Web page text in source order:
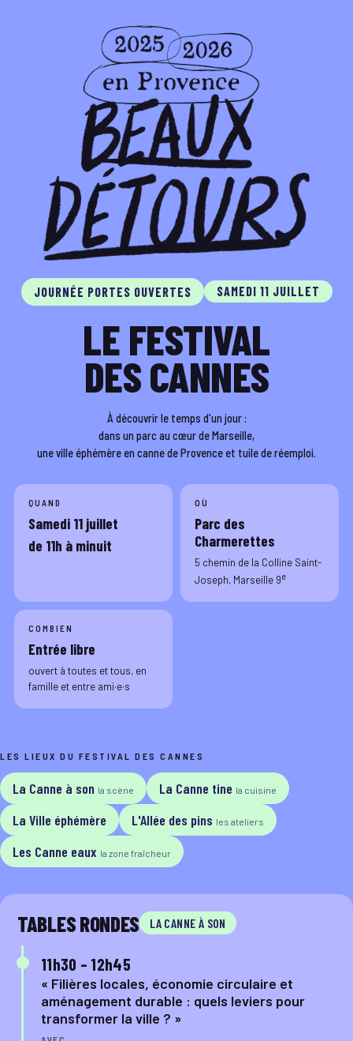
JOURNÉE PORTES OUVERTES SAMEDI 11 JUILLET
LE FESTIVAL
DES CANNES
À découvrir le temps d'un jour :
dans un parc au cœur de Marseille,
une ville éphémère en canne de Provence et tuile de réemploi.
QUAND
Samedi 11 juillet
de 11h à minuit
OÙ
Parc des
Charmerettes
5 chemin de la Colline Saint-
Joseph, Marseille 9e
COMBIEN
Entrée libre
ouvert à toutes et tous, en
famille et entre ami·e·s
LES LIEUX DU FESTIVAL DES CANNES
La Canne à son la scène La Canne tine la cuisine
La Ville éphémère L'Allée des pins les ateliers
Les Canne eaux la zone fraîcheur
TABLES RONDES LA CANNE À SON
11h30 – 12h45
« Filières locales, économie circulaire et
aménagement durable : quels leviers pour
transformer la ville ? »